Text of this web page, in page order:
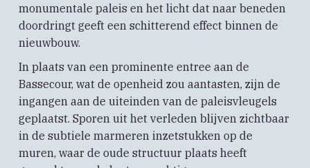
monumentale paleis en het licht dat naar beneden
doordringt geeft een schitterend effect binnen de
nieuwbouw.
In plaats van een prominente entree aan de
Bassecour, wat de openheid zou aantasten, zijn de
ingangen aan de uiteinden van de paleisvleugels
geplaatst. Sporen uit het verleden blijven zichtbaar
in de subtiele marmeren inzetstukken op de
muren, waar de oude structuur plaats heeft